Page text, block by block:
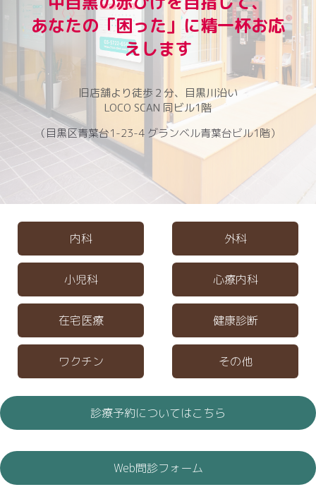
あなたの「困った」に精一杯お応
えします
旧店舗より徒歩２分、目黒川沿い
LOCO SCAN 同ビル1階
（目黒区青葉台1-23-4 グランベル青葉台ビル1階）
内科 外科
小児科 心療内科
在宅医療 健康診断
ワクチン その他
診療予約についてはこちら
Web問診フォーム